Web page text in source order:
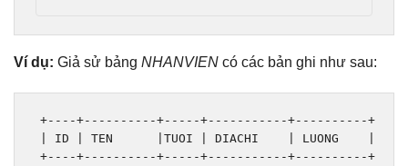
Ví dụ: Giả sử bảng NHANVIEN có các bản ghi như sau:
+----+----------+-----+-----------+----------+
ID TEN TUOI DIACHI LUONG
+----+----------+-----+-----------+----------+